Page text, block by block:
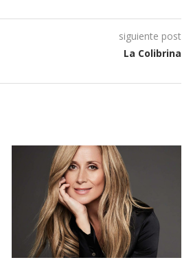
siguiente post
La Colibrina